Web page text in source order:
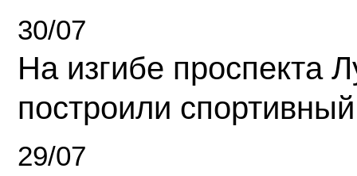
30/07
На изгибе проспекта
построили
29/07